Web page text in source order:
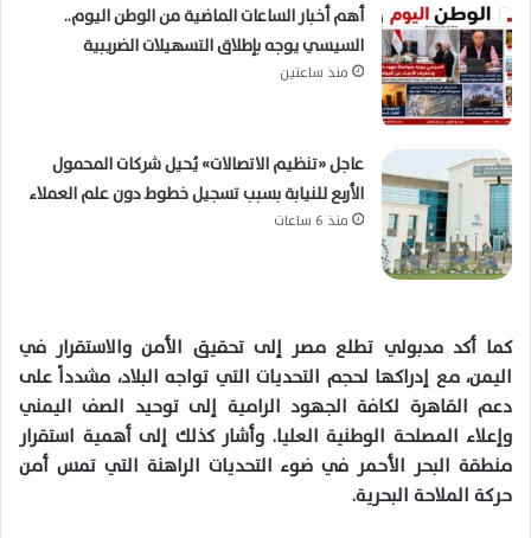
أهم أخبار الساعات الماضية من الوطن اليوم..
السيسي يوجه بإطلاق التسهيلات الضريبية
منذ ساعتين
عاجل «تنظيم الاتصالات» يُحيل شركات المحمول
الأربع للنيابة بسبب تسجيل خطوط دون علم العملاء
منذ 6 ساعات
كما أكد مدبولي تطلع مصر إلى تحقيق الأمن والاستقرار في
اليمن، مع إدراكها لحجم التحديات التي تواجه البلاد، مشدداً على
دعم القاهرة لكافة الجهود الرامية إلى توحيد الصف اليمني
وإعلاء المصلحة الوطنية العليا. وأشار كذلك إلى أهمية استقرار
منطقة البحر الأحمر في ضوء التحديات الراهنة التي تمس أمن
حركة الملاحة البحرية.